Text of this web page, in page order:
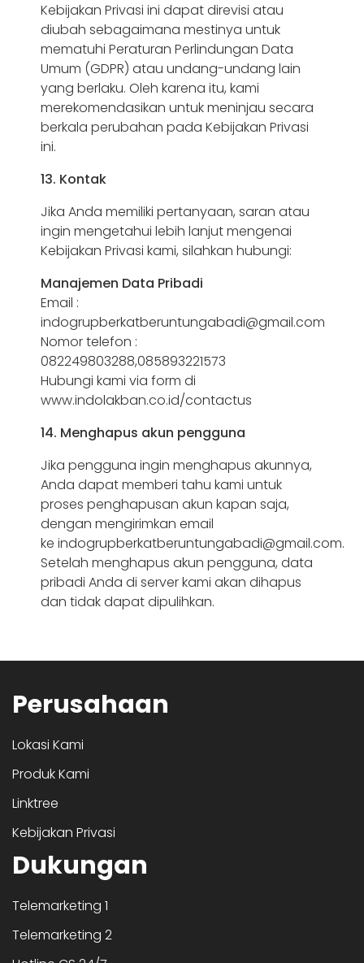
Kebijakan Privasi ini dapat direvisi atau
diubah sebagaimana mestinya untuk
mematuhi Peraturan Perlindungan Data
Umum (GDPR) atau undang-undang lain
yang berlaku. Oleh karena itu, kami
merekomendasikan untuk meninjau secara
berkala perubahan pada Kebijakan Privasi
ini.
13. Kontak
Jika Anda memiliki pertanyaan, saran atau
ingin mengetahui lebih lanjut mengenai
Kebijakan Privasi kami, silahkan hubungi:
Manajemen Data Pribadi
Email :
indogrupberkatberuntungabadi@gmail.com
Nomor telefon :
082249803288,085893221573
Hubungi kami via form di
www.indolakban.co.id/contactus
14. Menghapus akun pengguna
Jika pengguna ingin menghapus akunnya,
Anda dapat memberi tahu kami untuk
proses penghapusan akun kapan saja,
dengan mengirimkan email
ke indogrupberkatberuntungabadi@gmail.com.
Setelah menghapus akun pengguna, data
pribadi Anda di server kami akan dihapus
dan tidak dapat dipulihkan.
Perusahaan
Lokasi Kami
Produk Kami
Linktree
Kebijakan Privasi
Dukungan
Telemarketing 1
Telemarketing 2